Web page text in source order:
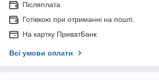
Післяплата
Готівкою при отриманні на пошті.
На картку ПриватБанк
Всі умови оплати